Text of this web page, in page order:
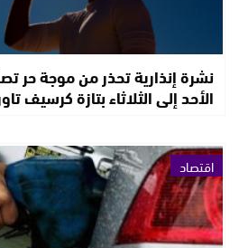
الأحد إلى الثلاثاء بتازة كرسيف
اقتصاد